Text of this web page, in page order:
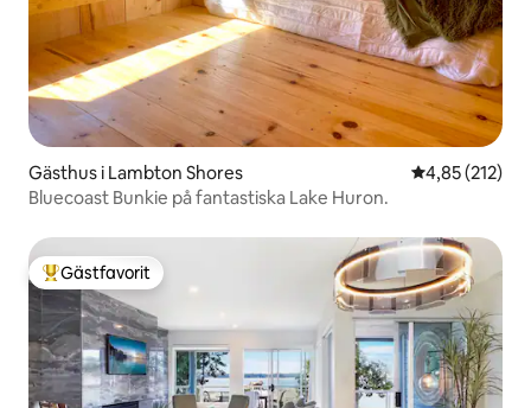
Gästhus i Lambton Shores 4,85 av 5 i
4,85 (212)
Bluecoast Bunkie på fantastiska Lake Huron.
Populär gästfavorit
Gästfavorit